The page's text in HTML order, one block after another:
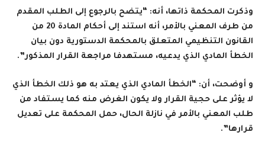
وذكرت المحكمة ذاتها، أنه: “يتضح بالرجوع إلى الطلب المقدم
من طرف المعني بالأمر، أنه استند إلى أحكام المادة 20 من
القانون التنظيمي المتعلق بالمحكمة الدستورية دون بيان
الخطأ المادي الذي يدعيه، مستهدفا مراجعة القرار المذكور”.
و أوضحت، أن: “الخطأ المادي الذي يعتد به هو ذلك الخطأ الذي
لا يؤثر على حجية القرار ولا يكون الغرض منه كما يستفاد من
طلب المعني بالأمر في نازلة الحال، حمل المحكمة على تعديل
قرارها”.